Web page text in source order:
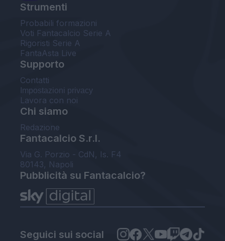
Strumenti
Probabili formazioni
Voti Fantacalcio Serie A
Rigoristi Serie A
FantaAsta Live
Supporto
Contatti
Impostazioni privacy
Lavora con noi
Chi siamo
Redazione
Fantacalcio S.r.l.
Via G. Porzio - CdN, Is. F4
80143, Napoli
Pubblicità su Fantacalcio?
Seguici sui social